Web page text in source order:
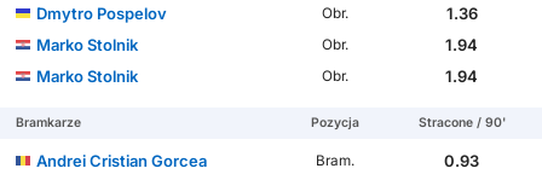
Dmytro Pospelov
Obr.
1.36
Marko Stolnik
Obr.
1.94
Marko Stolnik
Obr. 1.94
Bramkarze Pozycja Stracone / 90'
Andrei Cristian Gorcea Bram.
0.93